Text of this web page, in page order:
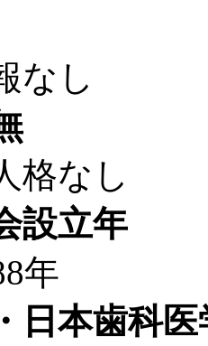
し
し
設立年
日本歯科